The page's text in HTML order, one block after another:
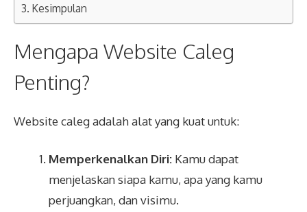
Kesimpulan
Mengapa Website Caleg
Penting?
Website caleg adalah alat yang kuat untuk:
Memperkenalkan Diri: Kamu dapat
menjelaskan siapa kamu, apa yang kamu
perjuangkan, dan visimu.